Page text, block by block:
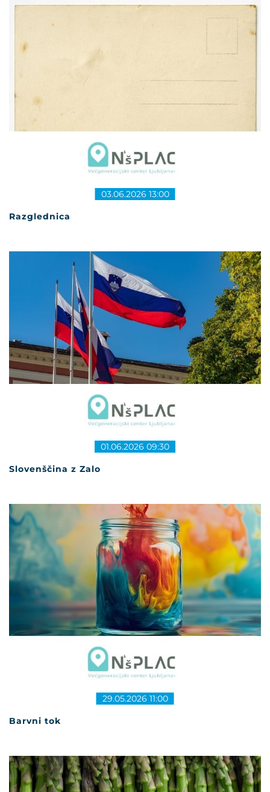
Razglednica
03.06.2026 13:00
Slovenščina z Zalo
01.06.2026 09:30
Barvni tok
29.05.2026 11:00